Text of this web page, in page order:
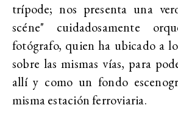
trípode; nos presenta una
scéne" cuidadosamente
fotógrafo, quien ha ubicado a
sobre las mismas vías, para
allí y como un fondo
misma estación ferroviaria.